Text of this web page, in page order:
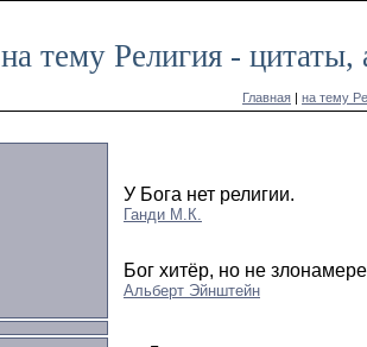
на тему Религия -
Главная | на тему
У Бога нет религии.
Ганди М.К.
Бог хитёр, но не
Альберт Эйнштейн